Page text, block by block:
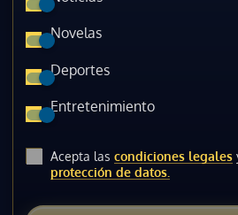
Novelas
Deportes
Entretenimiento
Acepta las condiciones legales
protección de datos.